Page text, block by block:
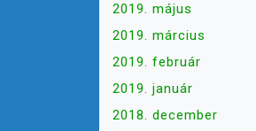
2019. május
2019. március
2019. február
2019. január
2018. december